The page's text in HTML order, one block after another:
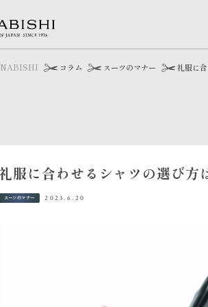
コラム スーツのマナー 礼服に
礼服に合わせるシャツの選び方
スーツのマナー 2023.6.20